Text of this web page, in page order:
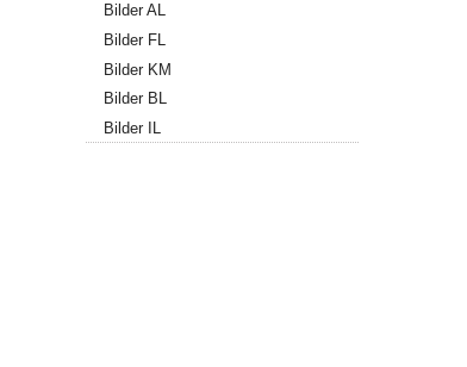
Bilder AL
Bilder FL
Bilder KM
Bilder BL
Bilder IL